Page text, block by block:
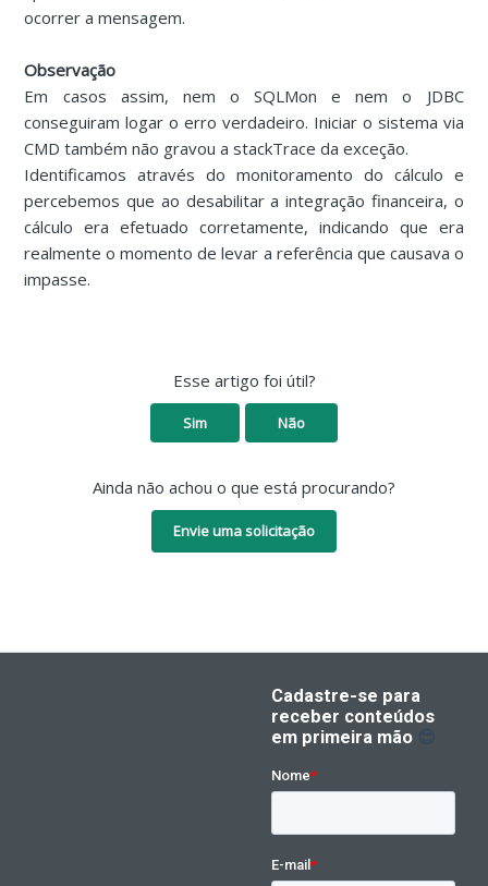
ocorrer a mensagem.
Observação
Em casos assim, nem o SQLMon e nem o JDBC
conseguiram logar o erro verdadeiro. Iniciar o sistema via
CMD também não gravou a stackTrace da exceção.
Identificamos através do monitoramento do cálculo e
percebemos que ao desabilitar a integração financeira, o
cálculo era efetuado corretamente, indicando que era
realmente o momento de levar a referência que causava o
impasse.
Esse artigo foi útil?
Sim Não
Ainda não achou o que está procurando?
Envie uma solicitação